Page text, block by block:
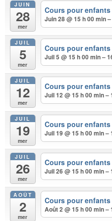
JUIN
28
mer
Cours pour
Juin 28 @ 15 h 00 min
JUIL
5
mer
Cours pour
Juil 5 @ 15 h 00 min –
JUIL
12
mer
Cours pour
Juil 12 @ 15 h 00 min –
JUIL
19
mer
Cours pour
Juil 19 @ 15 h 00 min –
JUIL
26
mer
Cours pour
Juil 26 @ 15 h 00 min –
AOÛT
2
mer
Cours pour
Août 2 @ 15 h 00 min –